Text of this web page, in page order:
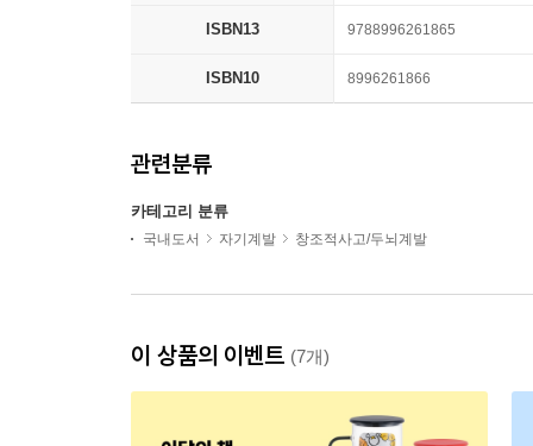
ISBN13 9788996261865
ISBN10 8996261866
관련분류
카테고리 분류
국내도서 자기계발 창조적사고/두뇌계발
이 상품의 이벤트 (7개)